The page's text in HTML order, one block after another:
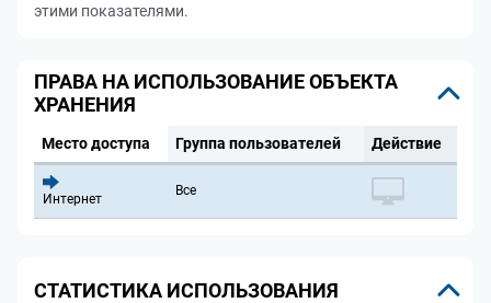
этими показателями.
ПРАВА НА ИСПОЛЬЗОВАНИЕ ОБЪЕКТА
ХРАНЕНИЯ
Место доступа Группа пользователей Действие
Интернет
Все
СТАТИСТИКА ИСПОЛЬЗОВАНИЯ